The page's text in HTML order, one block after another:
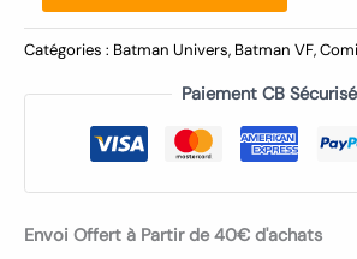
Catégories : Batman Univers, Batman VF,
Paiement CB Sécurisé
Envoi Offert à Partir de 40€ d'achats